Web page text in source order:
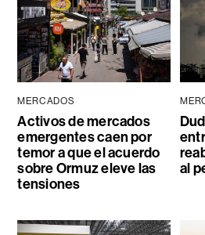
MERCADOS
Activos de mercados
emergentes caen por
temor a que el acuerdo
sobre Ormuz eleve las
tensiones
al